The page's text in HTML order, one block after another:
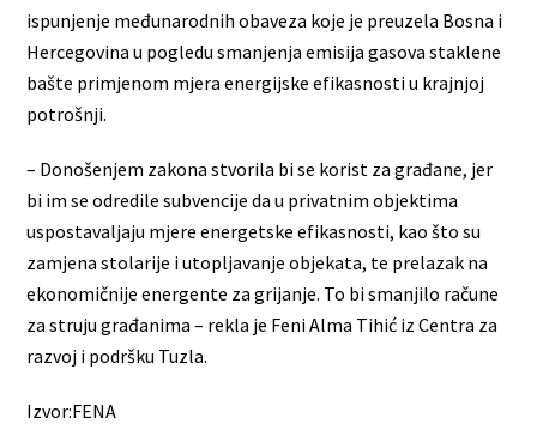
ispunjenje međunarodnih obaveza koje je preuzela Bosna i
Hercegovina u pogledu smanjenja emisija gasova staklene
bašte primjenom mjera energijske efikasnosti u krajnjoj
potrošnji.
– Donošenjem zakona stvorila bi se korist za građane, jer
bi im se odredile subvencije da u privatnim objektima
uspostavaljaju mjere energetske efikasnosti, kao što su
zamjena stolarije i utopljavanje objekata, te prelazak na
ekonomičnije energente za grijanje. To bi smanjilo račune
za struju građanima – rekla je Feni Alma Tihić iz Centra za
razvoj i podršku Tuzla.
Izvor:FENA